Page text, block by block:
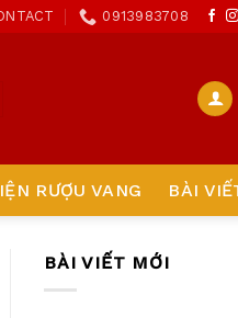
0913983708
RƯỢU VANG BÀI
BÀI VIẾT MỚI